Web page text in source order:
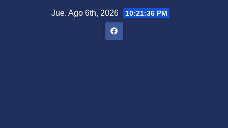
Jue. Ago 6th, 2026 10:21:37 PM